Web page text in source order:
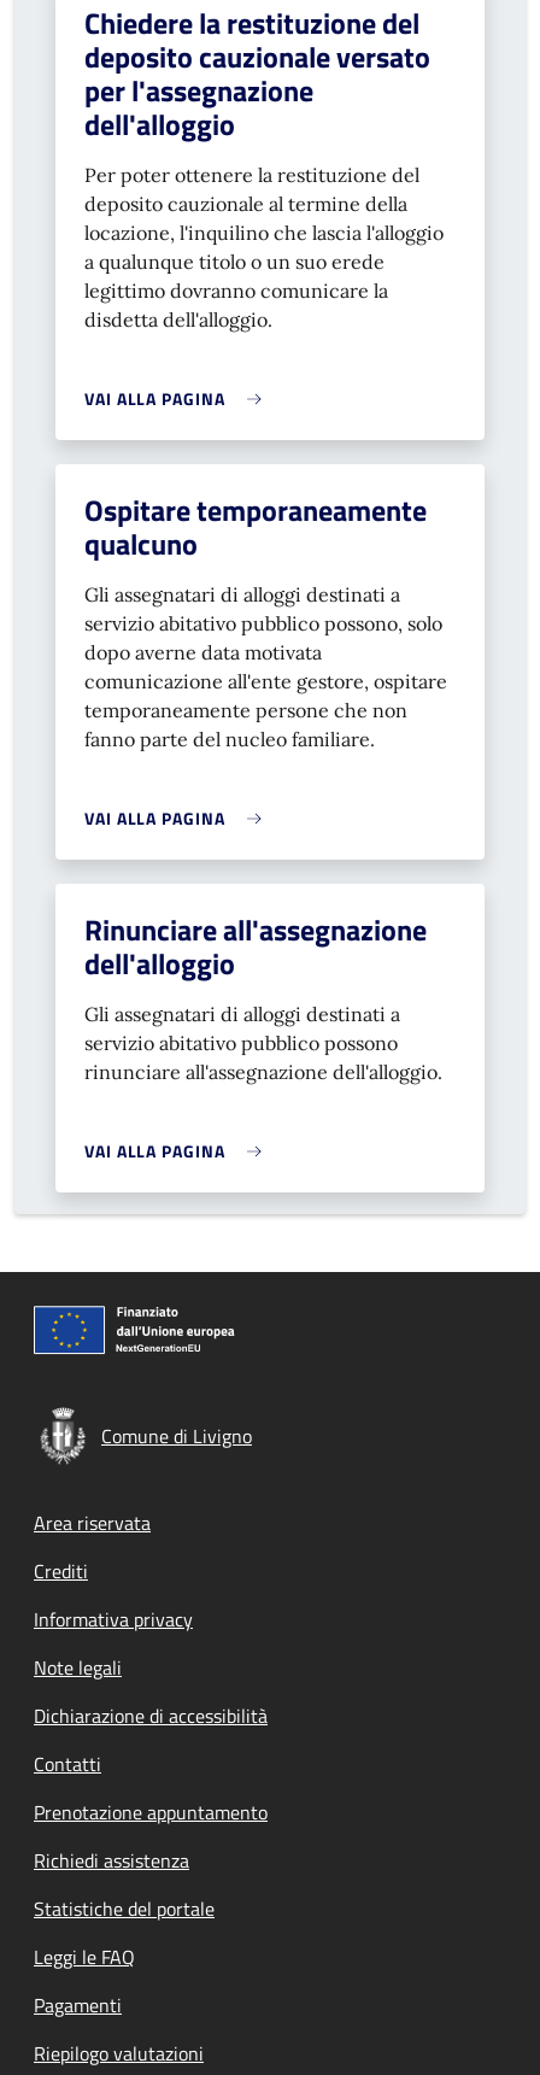
Chiedere la restituzione del
deposito cauzionale versato
per l'assegnazione
dell'alloggio
Per poter ottenere la restituzione del
deposito cauzionale al termine della
locazione, l'inquilino che lascia l'alloggio
a qualunque titolo o un suo erede
legittimo dovranno comunicare la
disdetta dell'alloggio.
VAI ALLA PAGINA
Ospitare temporaneamente
qualcuno
Gli assegnatari di alloggi destinati a
servizio abitativo pubblico possono, solo
dopo averne data motivata
comunicazione all'ente gestore, ospitare
temporaneamente persone che non
fanno parte del nucleo familiare.
VAI ALLA PAGINA
Rinunciare all'assegnazione
dell'alloggio
Gli assegnatari di alloggi destinati a
servizio abitativo pubblico possono
rinunciare all'assegnazione dell'alloggio.
VAI ALLA PAGINA
Comune di Livigno
Footer menu
Area riservata
Crediti
Informativa privacy
Note legali
Dichiarazione di accessibilità
Contatti
Prenotazione appuntamento
Richiedi assistenza
Statistiche del portale
Leggi le FAQ
Pagamenti
Riepilogo valutazioni